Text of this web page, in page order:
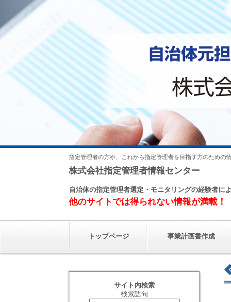
指定管理者の方や、これから指定管理者を目指す方のための
株式会社指定管理者情報センター
自治体の指定管理者選定・モニタリングの経験者に
他のサイトでは得られない情報が満載！
トップページ 事業計画書作成
サイト内検索
検索語句